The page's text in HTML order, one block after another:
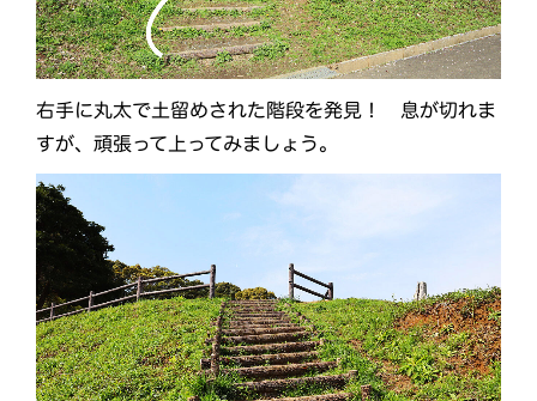
右手に丸太で土留めされた階段を発見！ 息が切れま
すが、頑張って上ってみましょう。